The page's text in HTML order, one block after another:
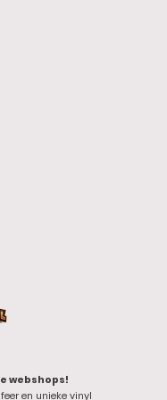
webshops!
en unieke vinyl